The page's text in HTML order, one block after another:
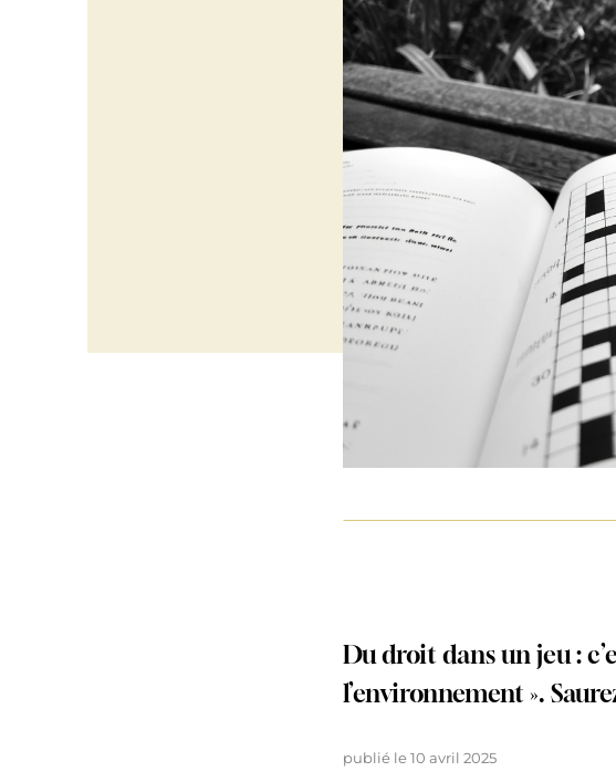
Du droit dans un jeu :
l’environnement ».
publié le 10 avril 2025